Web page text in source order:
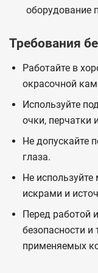
оборудование
Требования
Работайте в
окрасочной
Используйте
очки, перчатки
Не допускайте
глаза.
Не
искрами и
Перед работой
безопасности
применяемых